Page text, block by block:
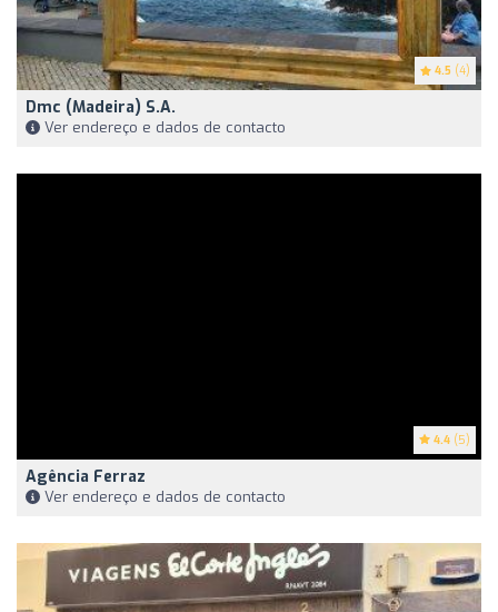
4.5 (4)
Dmc (Madeira) S.A.
Ver endereço e dados de contacto
4.4 (5)
Agência Ferraz
Ver endereço e dados de contacto